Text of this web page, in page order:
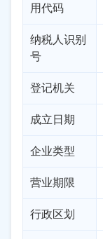
用代码
纳税人识别
号
登记机关
成立日期
企业类型
营业期限
行政区划